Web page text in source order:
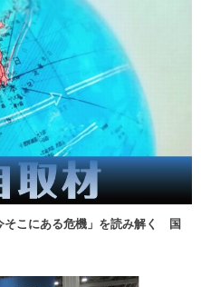
そこにある危機」を読み解く 国